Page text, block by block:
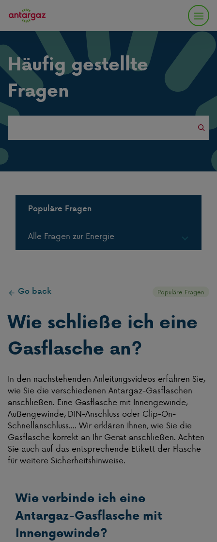
Häufig gestellte
Fragen
Populäre Fragen
Alle Fragen zur Energie
Gas in Tanks
LPG
Go back Populäre Fragen
Wie schließe ich eine
Gasflasche an?
In den nachstehenden Anleitungsvideos erfahren Sie,
wie Sie die verschiedenen Antargaz-Gasflaschen
anschließen. Eine Gasflasche mit Innengewinde,
Außengewinde, DIN-Anschluss oder Clip-On-
Schnellanschluss.... Wir erklären Ihnen, wie Sie die
Gasflasche korrekt an Ihr Gerät anschließen. Achten
Sie auch auf das entsprechende Etikett der Flasche
für weitere Sicherheitshinweise.
Wie verbinde ich eine
Antargaz-Gasflasche mit
Innengewinde?